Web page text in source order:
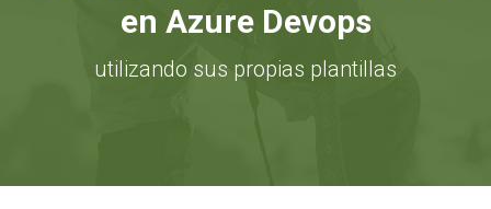
en Azure Devops
utilizando sus propias plantillas
Estás aquí: